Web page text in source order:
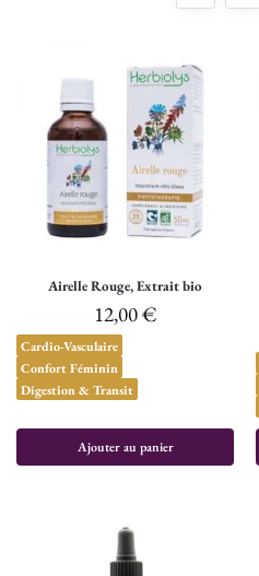
Airelle Rouge, Extrait bio
12,00€
Cardio-Vasculaire
Confort Féminin
Digestion & Transit
Ajouter au panier